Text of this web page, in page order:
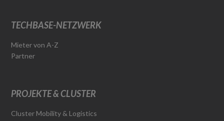
TECHBASE-NETZWERK
Mieter von A-Z
Partner
PROJEKTE & CLUSTER
Cluster Mobility & Logistics